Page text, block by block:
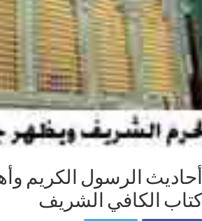
أحاديث الرسول الكريم
كتاب الكافي الشريف